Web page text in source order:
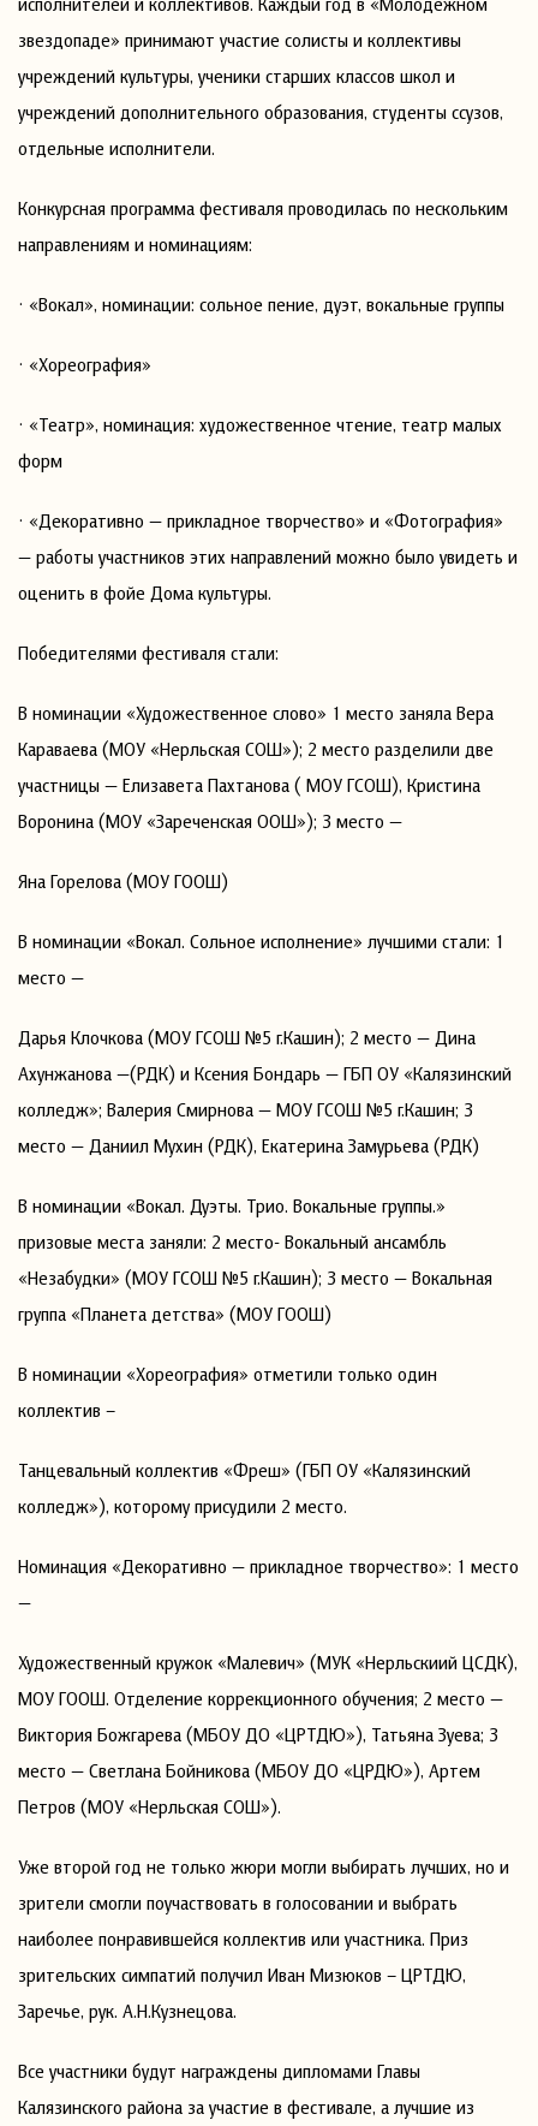
звездопаде» принимают участие солисты и коллективы
учреждений культуры, ученики старших классов школ и
учреждений дополнительного образования, студенты ссузов,
отдельные исполнители.
Конкурсная программа фестиваля проводилась по нескольким
направлениям и номинациям:
· «Вокал», номинации: сольное пение, дуэт, вокальные группы
· «Хореография»
· «Театр», номинация: художественное чтение, театр малых
форм
· «Декоративно — прикладное творчество» и «Фотография»
— работы участников этих направлений можно было увидеть и
оценить в фойе Дома культуры.
Победителями фестиваля стали:
В номинации «Художественное слово» 1 место заняла Вера
Караваева (МОУ «Нерльская СОШ»); 2 место разделили две
участницы — Елизавета Пахтанова ( МОУ ГСОШ), Кристина
Воронина (МОУ «Зареченская ООШ»); 3 место —
Яна Горелова (МОУ ГООШ)
В номинации «Вокал. Сольное исполнение» лучшими стали: 1
место —
Дарья Клочкова (МОУ ГСОШ №5 г.Кашин); 2 место — Дина
Ахунжанова —(РДК) и Ксения Бондарь — ГБП ОУ «Калязинский
колледж»; Валерия Смирнова — МОУ ГСОШ №5 г.Кашин; 3
место — Даниил Мухин (РДК), Екатерина Замурьева (РДК)
В номинации «Вокал. Дуэты. Трио. Вокальные группы.»
призовые места заняли: 2 место- Вокальный ансамбль
«Незабудки» (МОУ ГСОШ №5 г.Кашин); 3 место — Вокальная
группа «Планета детства» (МОУ ГООШ)
В номинации «Хореография» отметили только один
коллектив –
Танцевальный коллектив «Фреш» (ГБП ОУ «Калязинский
колледж»), которому присудили 2 место.
Номинация «Декоративно — прикладное творчество»: 1 место
—
Художественный кружок «Малевич» (МУК «Нерльскиий ЦСДК),
МОУ ГООШ. Отделение коррекционного обучения; 2 место —
Виктория Божгарева (МБОУ ДО «ЦРТДЮ»), Татьяна Зуева; 3
место — Светлана Бойникова (МБОУ ДО «ЦРДЮ»), Артем
Петров (МОУ «Нерльская СОШ»).
Уже второй год не только жюри могли выбирать лучших, но и
зрители смогли поучаствовать в голосовании и выбрать
наиболее понравившейся коллектив или участника. Приз
зрительских симпатий получил Иван Мизюков – ЦРТДЮ,
Заречье, рук. А.Н.Кузнецова.
Все участники будут награждены дипломами Главы
Калязинского района за участие в фестивале, а лучшие из